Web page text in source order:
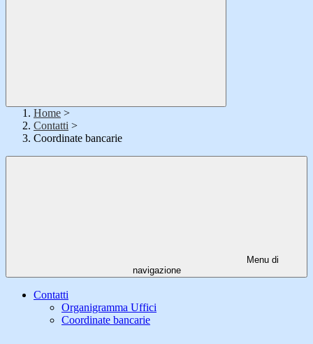
Home >
Contatti >
Coordinate bancarie
Menu di
navigazione
Contatti
Organigramma Uffici
Coordinate bancarie